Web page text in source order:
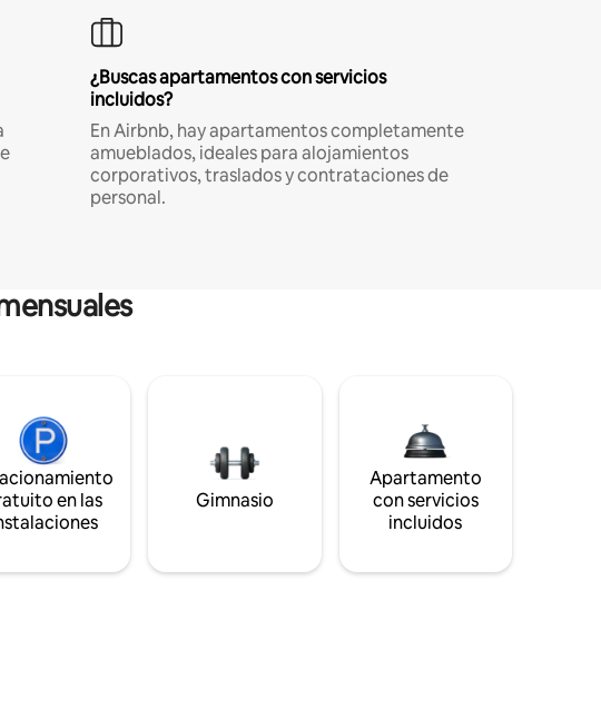
¿Buscas apartamentos con servicios
incluidos?
En Airbnb, hay apartamentos completamente
amueblados, ideales para alojamientos
corporativos, traslados y contrataciones de
personal.
en las
Gimnasio
Apartamento
con servicios
incluidos